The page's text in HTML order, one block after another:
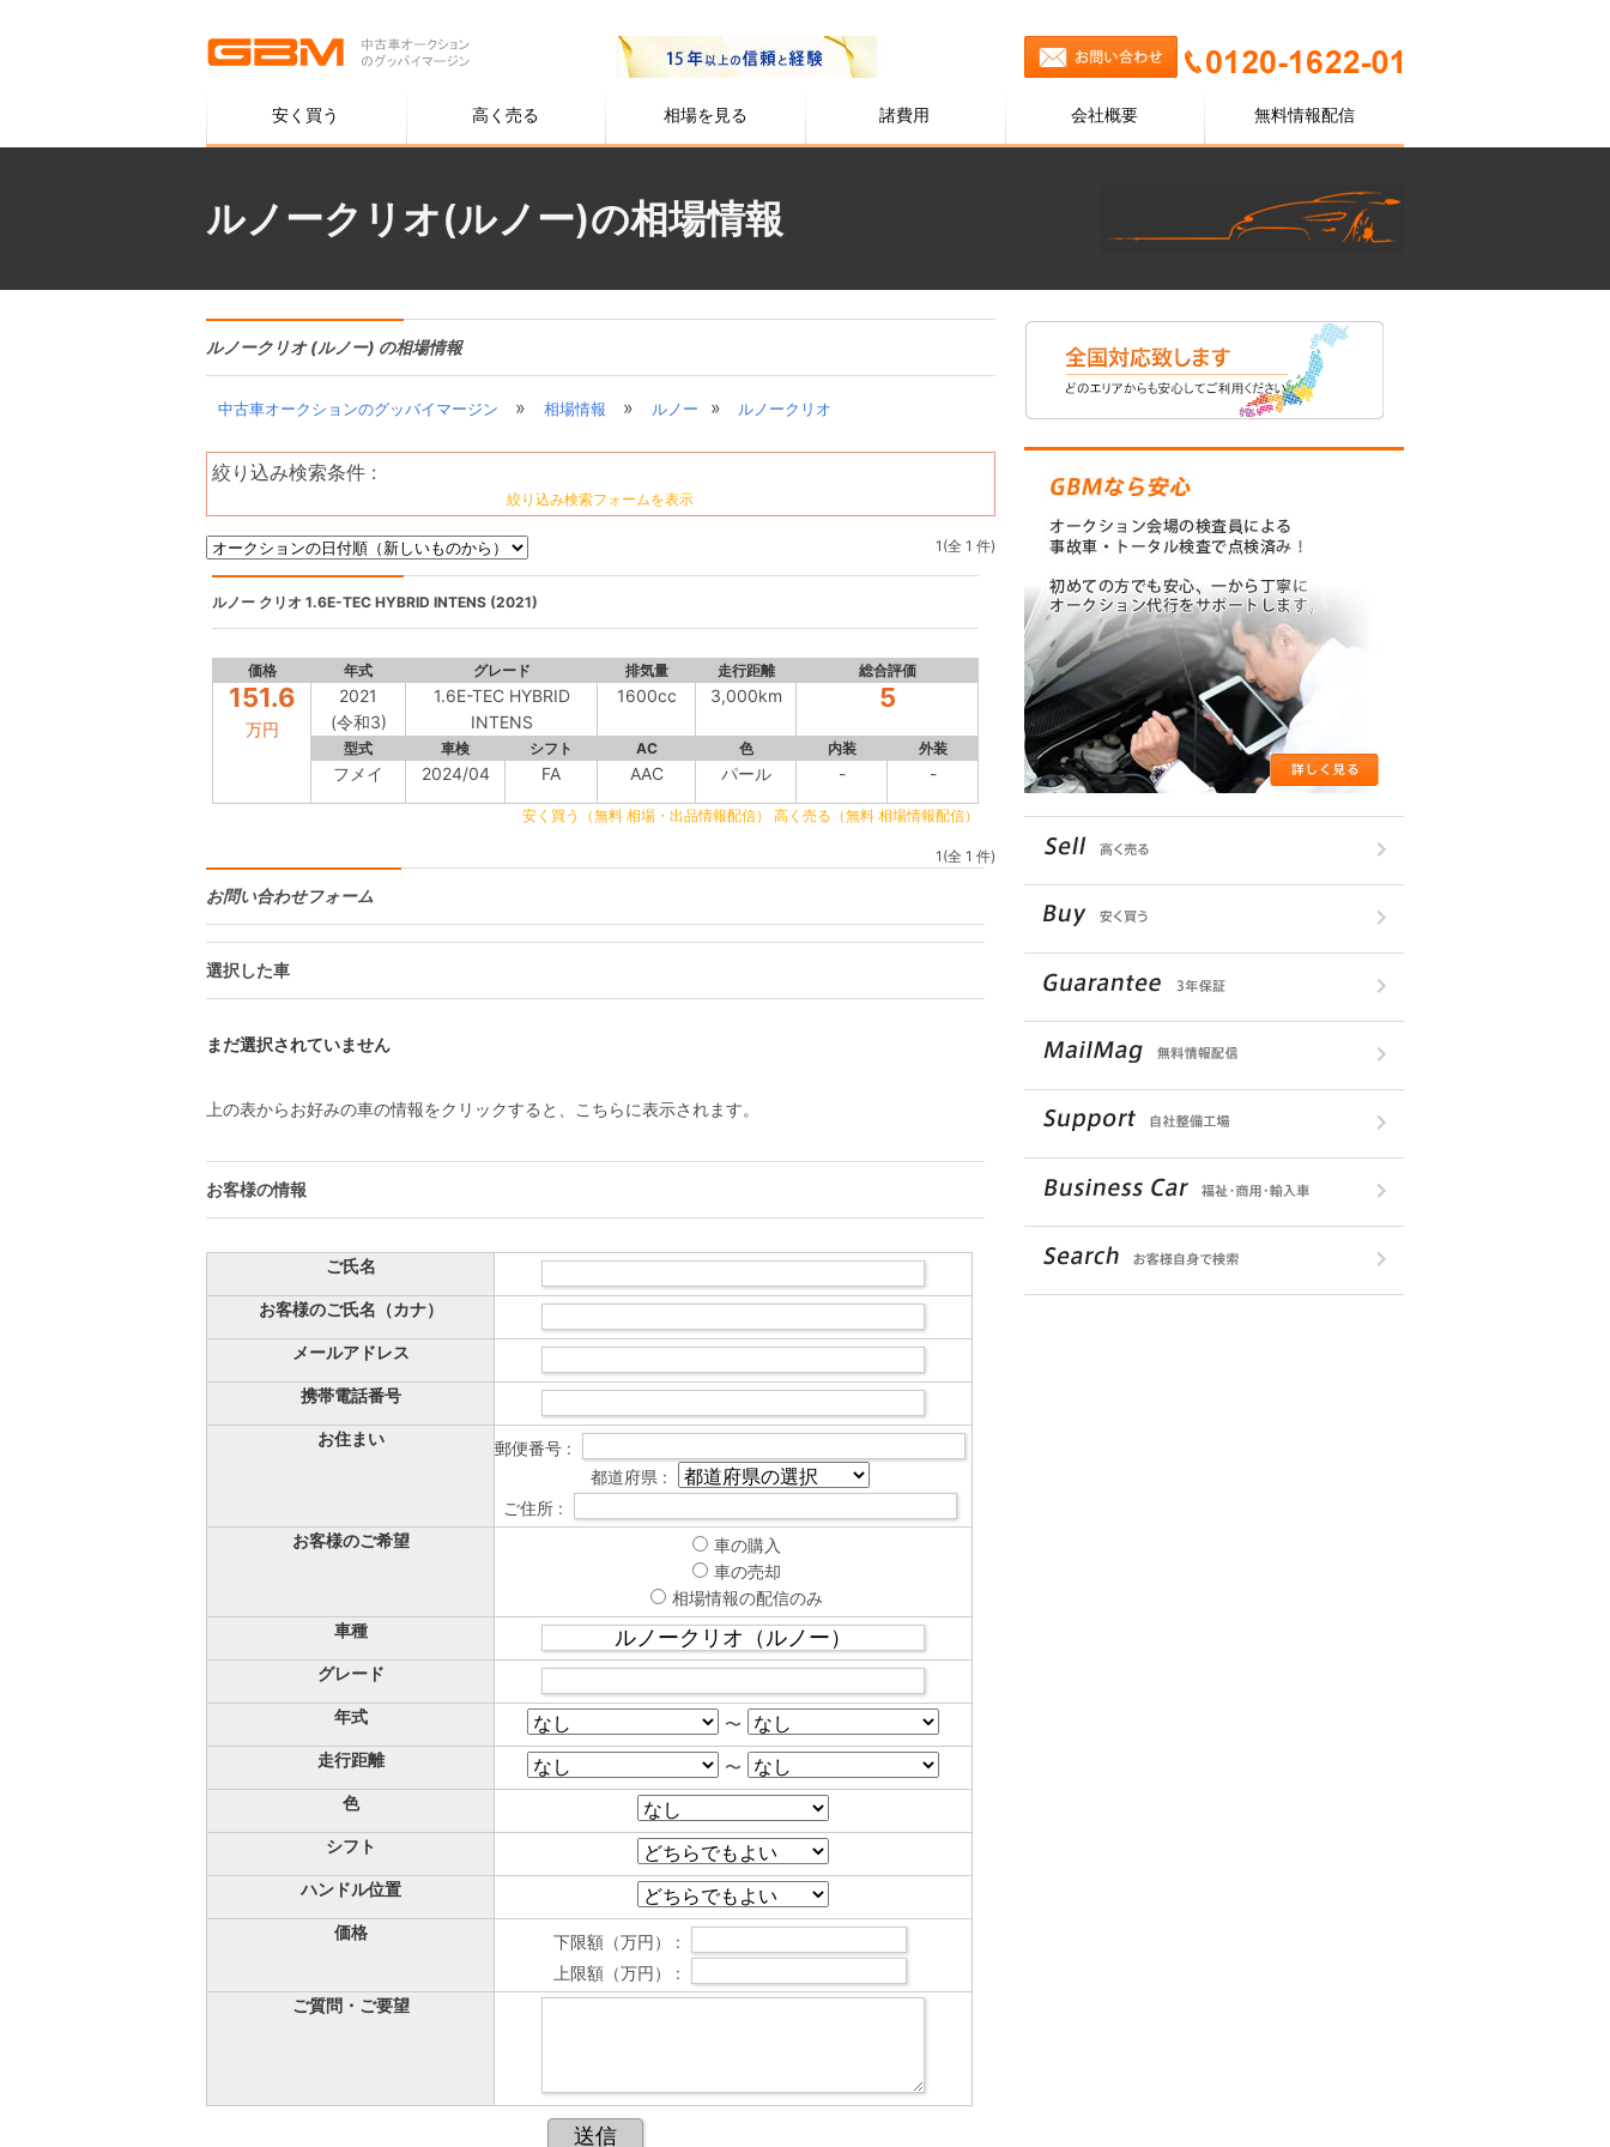
安く買う 高く売る 相場を見る 諸費用 会社概要 無料情報配信
ルノークリオ(ルノー)の相場情報
ルノークリオ (ルノー) の相場情報
中古車オークションのグッバイマージン » 相場情報 » ルノー » ルノークリオ
絞り込み検索条件 :
絞り込み検索フォームを表示
1(全 1 件)
ルノー クリオ 1.6E-TEC HYBRID INTENS (2021)
価格 年式 グレード 排気量 走行距離 総合評価
151.6
万円
2021
(令和3)
1.6E-TEC HYBRID
INTENS
1600cc 3,000km 5
型式 車検 シフト AC 色 内装 外装
フメイ 2024/04 FA AAC パール - -
安く買う（無料 相場・出品情報配信） 高く売る（無料 相場情報配信）
1(全 1 件)
お問い合わせフォーム
選択した車
まだ選択されていません
上の表からお好みの車の情報をクリックすると、こちらに表示されます。
お客様の情報
ご氏名
お客様のご氏名（カナ）
メールアドレス
携帯電話番号
お住まい
郵便番号 :
都道府県 :
ご住所 :
お客様のご希望
車の購入
車の売却
相場情報の配信のみ
車種
グレード
年式
〜
走行距離
〜
色
シフト
ハンドル位置
価格
下限額（万円） :
上限額（万円） :
ご質問・ご要望